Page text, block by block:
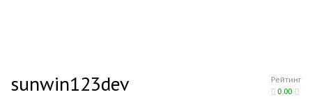
Рейтинг
0.00
sunwin123dev